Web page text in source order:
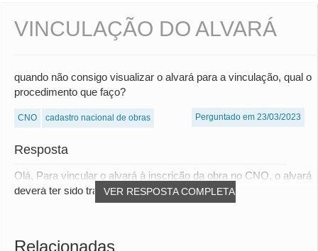
VINCULAÇÃO DO ALVARÁ
quando não consigo visualizar o alvará para a vinculação, qual o
procedimento que faço?
CNO cadastro nacional de obras Perguntado em 23/03/2023
Resposta
VER RESPOSTA COMPLETA
Olá, Para vincular o alvará à inscrição da obra no CNO, o alvará
deverá ter sido transmitido à Rece...
Relacionadas